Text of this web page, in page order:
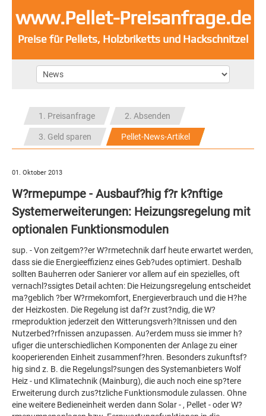
www.Pellet-Preisanfrage.de
Preise für Pellets, Holzbriketts und Hackschnitzel
1. Preisanfrage 2. Absenden
3. Geld sparen Pellet-News-Artikel
01. Oktober 2013
W?rmepumpe - Ausbauf?hig f?r k?nftige
Systemerweiterungen: Heizungsregelung mit
optionalen Funktionsmodulen
sup. - Von zeitgem??er W?rmetechnik darf heute erwartet werden,
dass sie die Energieeffizienz eines Geb?udes optimiert. Deshalb
sollten Bauherren oder Sanierer vor allem auf ein spezielles, oft
vernachl?ssigtes Detail achten: Die Heizungsregelung entscheidet
ma?geblich ?ber W?rmekomfort, Energieverbrauch und die H?he
der Heizkosten. Die Regelung ist daf?r zust?ndig, die W?
rmeproduktion jederzeit den Witterungsverh?ltnissen und den
Nutzerbed?rfnissen anzupassen. Au?erdem muss sie immer h?
ufiger die unterschiedlichen Komponenten der Anlage zu einer
kooperierenden Einheit zusammenf?hren. Besonders zukunftsf?
hig sind z. B. die Regelungsl?sungen des Systemanbieters Wolf
Heiz - und Klimatechnik (Mainburg), die auch noch eine sp?tere
Erweiterung durch zus?tzliche Funktionsmodule zulassen. Ohne
eine weitere Bedieneinheit werden dann Solar - , Pellet - oder W?